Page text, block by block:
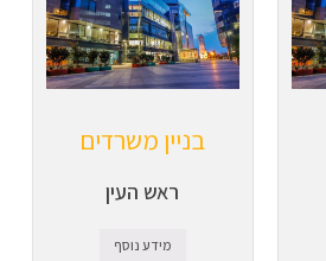
בניין משרדים
ראש העין
מידע נוסף